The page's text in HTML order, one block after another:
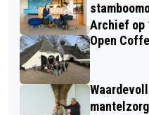
Archief op
Open